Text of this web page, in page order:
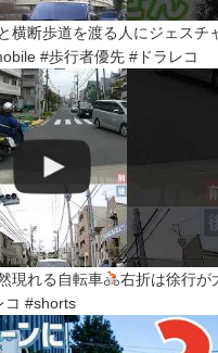
横断歩道を渡る人にジェスチ
#歩行者優先 #ドラレコ
現れる自転車
右折は徐行が
コ #shorts